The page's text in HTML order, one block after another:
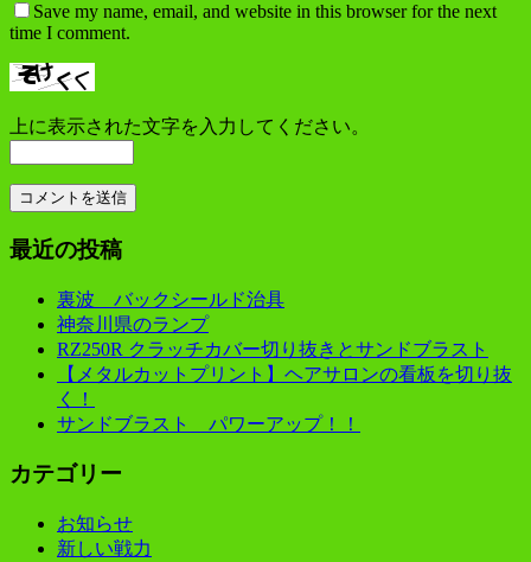
Save my name, email, and website in this browser for the next
time I comment.
上に表示された文字を入力してください。
最近の投稿
裏波 バックシールド治具
神奈川県のランプ
RZ250R クラッチカバー切り抜きとサンドブラスト
【メタルカットプリント】ヘアサロンの看板を切り抜
く！
サンドブラスト パワーアップ！！
カテゴリー
お知らせ
新しい戦力